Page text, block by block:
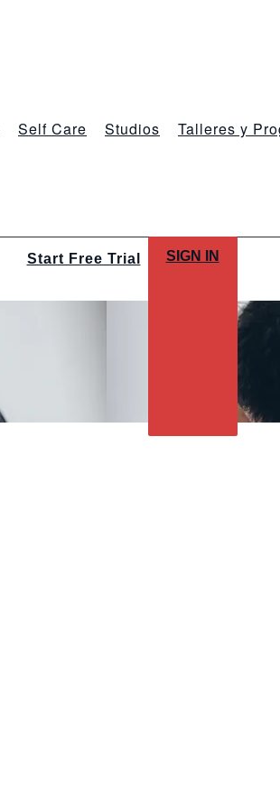
Self Care Studios Talleres y
Start Free Trial SIGN IN